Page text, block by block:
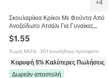
+4
Σκουλαρίκια Κρίκοι Με Φούντα Από
Ανοξείδωτο Ατσάλι Για Γυναίκες
Φίδι Αστέρι Κοσμήματα
$1.55
Χωρίς MOQ · 301 πουλήθηκε πρόσφατα
Κορυφή 5% Καλύτερες Πωλήσεις
Δωρεάν αποστολή